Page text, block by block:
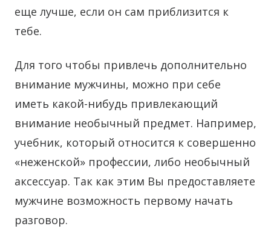
еще лучше, если он сам приблизится к
тебе.
Для того чтобы привлечь дополнительно
внимание мужчины, можно при себе
иметь какой-нибудь привлекающий
внимание необычный предмет. Например,
учебник, который относится к совершенно
«неженской» профессии, либо необычный
аксессуар. Так как этим Вы предоставляете
мужчине возможность первому начать
разговор.